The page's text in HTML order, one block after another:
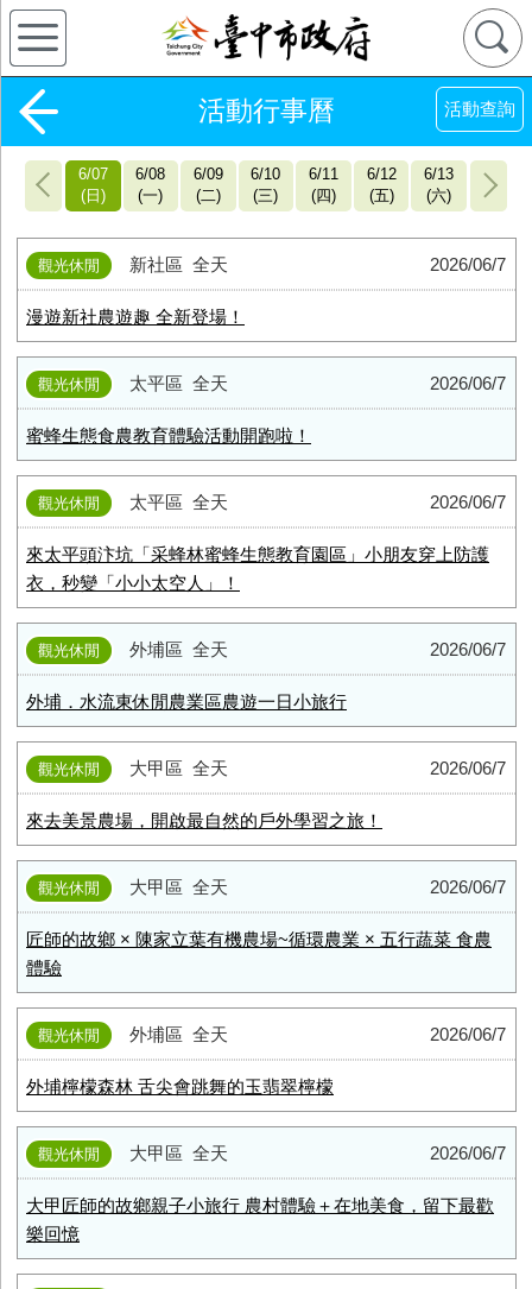
活動行事曆 活動查詢
6/07
日
6/08
一
6/09
二
6/10
三
6/11
四
6/12
五
6/13
六
觀光休閒 新社區 2026/06/7
全天
漫遊新社農遊趣 全新登場！
觀光休閒 太平區 2026/06/7
全天
蜜蜂生態食農教育體驗活動開跑啦！
觀光休閒 太平區 2026/06/7
全天
來太平頭汴坑「采蜂林蜜蜂生態教育園區」小朋友穿上防護
衣，秒變「小小太空人」！
觀光休閒 外埔區 2026/06/7
全天
外埔．水流東休閒農業區農遊一日小旅行
觀光休閒 大甲區 2026/06/7
全天
來去美景農場，開啟最自然的戶外學習之旅！
觀光休閒 大甲區 2026/06/7
全天
匠師的故鄉 × 陳家立葉有機農場~循環農業 × 五行蔬菜 食農
體驗
觀光休閒 外埔區 2026/06/7
全天
外埔檸檬森林 舌尖會跳舞的玉翡翠檸檬
觀光休閒 大甲區 2026/06/7
全天
大甲匠師的故鄉親子小旅行 農村體驗＋在地美食，留下最歡
樂回憶